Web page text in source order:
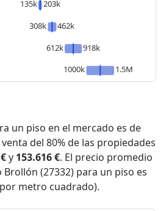
135k 203k
308k
462k
612k
918k
1000k
1.5M
un piso en el mercado es de
del 80% de las propiedades
y 153.616 €. El precio promedio
Brollón (27332) para un piso es
metro cuadrado).